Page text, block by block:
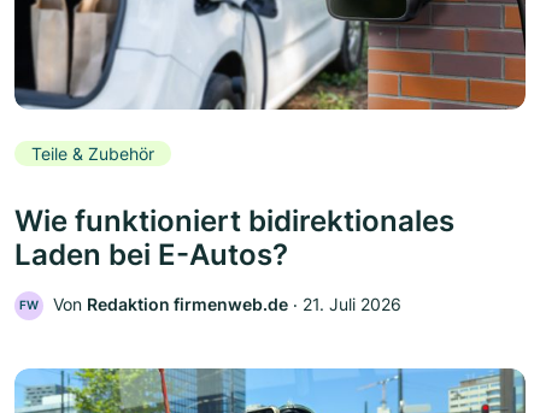
Teile & Zubehör
Wie funktioniert bidirektionales
Laden bei E-Autos?
FW Von Redaktion firmenweb.de ‧ 21. Juli 2026